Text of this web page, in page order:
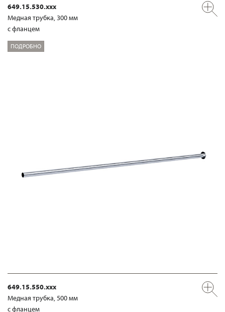
649.15.530.xxx
Медная трубка, 300 мм
с фланцем
ПОДРОБНО
649.15.550.xxx
Медная трубка, 500 мм
с фланцем